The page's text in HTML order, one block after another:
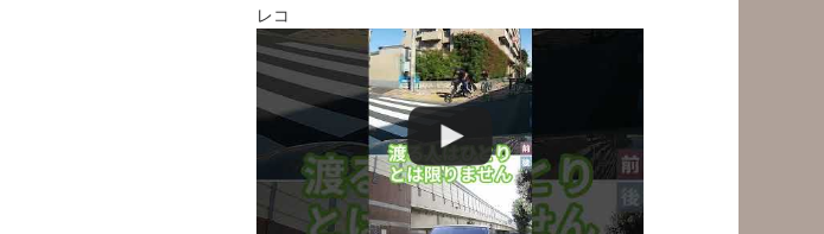
レコ